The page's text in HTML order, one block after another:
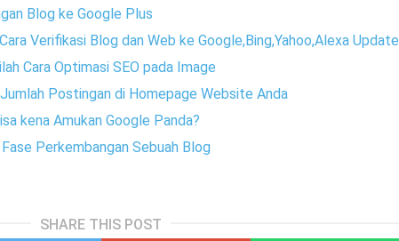
Blog ke Google Plus
Verifikasi Blog dan Web ke Google,Bing,Yahoo,Alexa Update
Cara Optimasi SEO pada Image
Postingan di Homepage Website Anda
kena Amukan Google Panda?
Perkembangan Sebuah Blog
SHARE THIS POST